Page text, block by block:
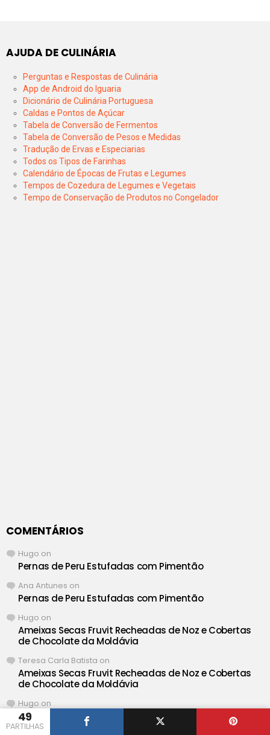
49
PARTILHAS
AJUDA DE CULINÁRIA
Perguntas e Respostas de Culinária
App de Android do Iguaria
Dicionário de Culinária Portuguesa
Caldas e Pontos de Açúcar
Tabela de Conversão de Fermentos
Tabela de Conversão de Pesos e Medidas
Tradução de Ervas e Especiarias
Todos os Tipos de Farinhas
Calendário de Épocas de Frutas e Legumes
Tempos de Cozedura de Legumes e Vegetais
Tempo de Conservação de Produtos no Congelador
COMENTÁRIOS
Hugo on
Pernas de Peru Estufadas com Pimentão
Ana Antunes on
Pernas de Peru Estufadas com Pimentão
Hugo on
Ameixas Secas Fruvit Recheadas de Noz e Cobertas
de Chocolate da Moldávia
Teresa Carla Batista on
Ameixas Secas Fruvit Recheadas de Noz e Cobertas
de Chocolate da Moldávia
Hugo on
Salada Cremosa de Salmão e Delicias do Mar com
Maionese